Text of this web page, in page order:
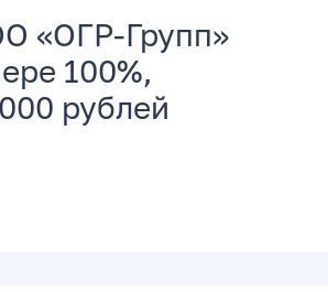
«ОГР-Групп»
100%,
рублей